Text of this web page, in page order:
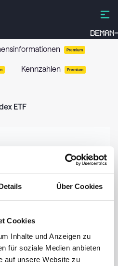
Über Cookies
Cookies
Inhalte und Anzeigen zu
für soziale Medien anbieten
auf unsere Website zu
DEMAN-
Premium
Kennzahlen Premium
ETF